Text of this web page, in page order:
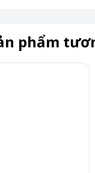
phẩm